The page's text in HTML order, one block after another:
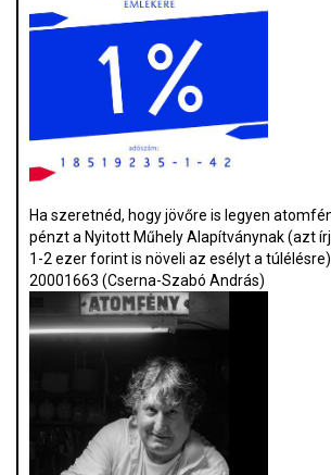
Ha szeretnéd, hogy jövőre is legyen
pénzt a Nyitott Műhely Alapítványnak (azt
1-2 ezer forint is növeli az esélyt a
20001663 (Cserna-Szabó András)